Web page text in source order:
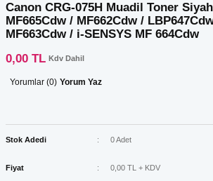
Canon CRG-075H Muadil Toner
MF665Cdw / MF662Cdw /
MF663Cdw / i-SENSYS MF 664Cdw
0,00 TL Kdv Dahil
Yorumlar (0) Yorum Yaz
Stok Adedi 0 Adet
Fiyat 0,00 TL + KDV